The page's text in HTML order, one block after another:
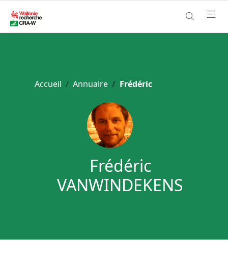
Accueil Annuaire Frédéric
Frédéric
VANWINDEKENS